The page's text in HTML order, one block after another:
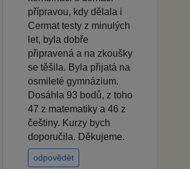
přípravou, kdy dělala i
Cermat testy z minulých
let, byla dobře
připravená a na zkoušky
se těšila. Byla přijatá na
osmileté gymnázium.
Dosáhla 93 bodů, z toho
47 z matematiky a 46 z
češtiny. Kurzy bych
doporučila. Děkujeme.
odpovědět